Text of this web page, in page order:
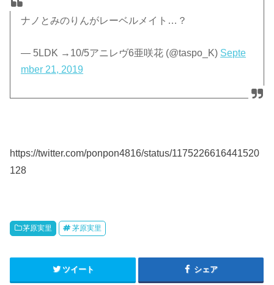
ナノとみのりんがレーベルメイト…？
— 5LDK →10/5アニレヴ6亜咲花 (@taspo_K) Septe
mber 21, 2019
https://twitter.com/ponpon4816/status/1175226616441520
128
茅原実里 茅原実里
ツイート シェア